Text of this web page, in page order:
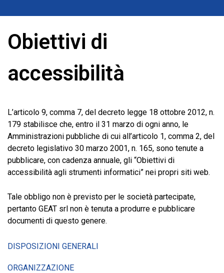
Obiettivi di
accessibilità
L’articolo 9, comma 7, del decreto legge 18 ottobre 2012, n.
179 stabilisce che, entro il 31 marzo di ogni anno, le
Amministrazioni pubbliche di cui all’articolo 1, comma 2, del
decreto legislativo 30 marzo 2001, n. 165, sono tenute a
pubblicare, con cadenza annuale, gli “Obiettivi di
accessibilità agli strumenti informatici” nei propri siti web.
Tale obbligo non è previsto per le società partecipate,
pertanto GEAT srl non è tenuta a produrre e pubblicare
documenti di questo genere.
DISPOSIZIONI GENERALI
ORGANIZZAZIONE